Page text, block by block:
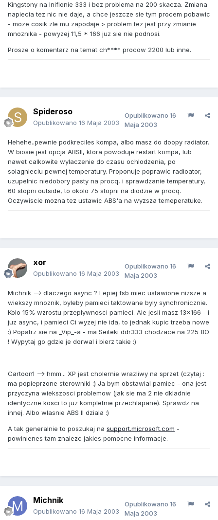
Kingstony na Inifionie 333 i bez problema na 200 skacza. Zmiana
napiecia tez nic nie daje, a chce jeszcze sie tym procem pobawic
- moze cosik zle mu zapodaje > problem tez jest przy zmianie
mnoznika - powyzej 11,5 * 166 juz sie nie podnosi.
Prosze o komentarz na temat ch**** procow 2200 lub inne.
Spideroso
Opublikowano 16 Maja 2003
Opublikowano 16
Maja 2003
Hehehe..pewnie podkreciles kompa, albo masz do doopy radiator.
W biosie jest opcja ABSII, ktora powoduje restart kompa, lub
nawet calkowite wylaczenie do czasu ochlodzenia, po
soiagnieciu pewnej temperatury. Proponuje poprawic radioator,
uzupelnic niedobory pasty na procq, i sprawdzanie temperatury,
60 stopni outside, to okolo 75 stopni na diodzie w procq.
Oczywiscie mozna tez ustawic ABS'a na wyzsza temeperatuke.
xor
Opublikowano 16 Maja 2003
Opublikowano 16
Maja 2003
Michnik --> dlaczego async ? Lepiej fsb miec ustawione nizsze a
wiekszy mnoznik, byleby pamieci taktowane byly synchronicznie.
Kolo 15% wzrostu przeplywnosci pamieci. Ale jesli masz 13x166 - i
juz async, i pamieci Ci wyzej nie ida, to jednak kupic trzeba nowe
:) Popatrz sie na _Vip_-a - ma Seiteki ddr333 chodzace na 225 8O
! Wypytaj go gdzie je dorwal i bierz takie :)
Cartoon1 --> hmm... XP jest cholernie wrazliwy na sprzet (czytaj :
ma popieprzone sterowniki :) Ja bym obstawial pamiec - ona jest
przyczyna wiekszosci problemow (jak sie ma 2 nie dkladnie
identyczne kosci to juz kompletnie przechlapane). Sprawdz na
innej. Albo wlasnie ABS II dziala :)
A tak generalnie to poszukaj na support.microsoft.com -
powinienes tam znalezc jakies pomocne informacje.
Michnik
Opublikowano 16 Maja 2003
Opublikowano 16
Maja 2003